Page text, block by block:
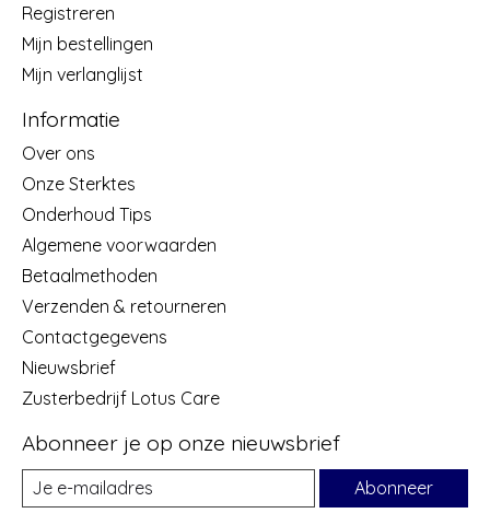
Registreren
Mijn bestellingen
Mijn verlanglijst
Informatie
Over ons
Onze Sterktes
Onderhoud Tips
Algemene voorwaarden
Betaalmethoden
Verzenden & retourneren
Contactgegevens
Nieuwsbrief
Zusterbedrijf Lotus Care
Abonneer je op onze nieuwsbrief
Abonneer